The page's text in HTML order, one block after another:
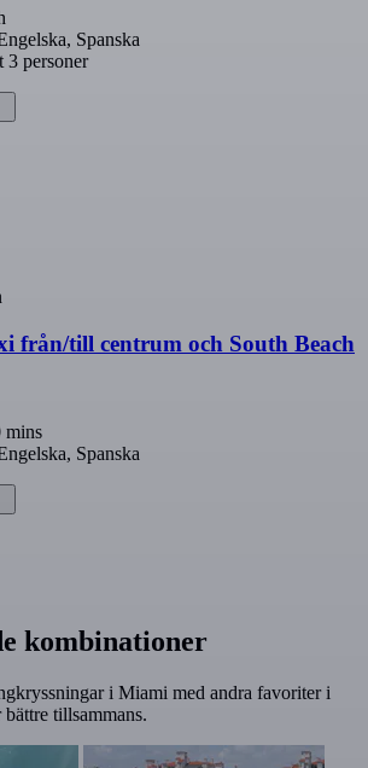
Spanska
3 personer
från/till centrum och South Beach
mins
Spanska
kombinationer
i Miami med andra favoriter i
tillsammans.